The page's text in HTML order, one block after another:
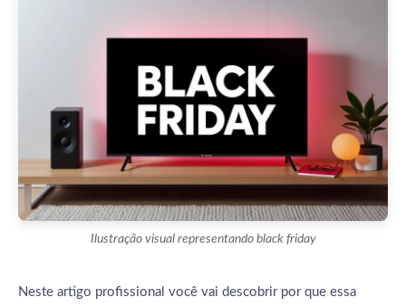
Ilustração visual representando black friday
Neste artigo profissional você vai descobrir por que essa